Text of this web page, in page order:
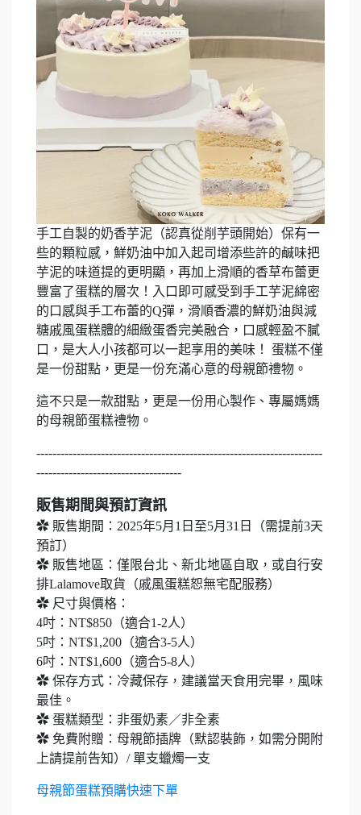
手工自製的奶香芋泥（認真從削芋頭開始）保有一
些的顆粒感，鮮奶油中加入起司增添些許的鹹味把
芋泥的味道提的更明顯，再加上滑順的香草布蕾更
豐富了蛋糕的層次！入口即可感受到手工芋泥綿密
的口感與手工布蕾的Q彈，滑順香濃的鮮奶油與減
糖戚風蛋糕體的細緻蛋香完美融合，口感輕盈不膩
口，是大人小孩都可以一起享用的美味！ 蛋糕不僅
是一份甜點，更是一份充滿心意的母親節禮物。
這不只是一款甜點，更是一份用心製作、專屬媽媽
的母親節蛋糕禮物。
-----------------------------------------------------------------------
------------------------------------
販售期間與預訂資訊
✿ 販售期間：2025年5月1日至5月31日（需提前3天
預訂）
✿ 販售地區：僅限台北、新北地區自取，或自行安
排Lalamove取貨（戚風蛋糕恕無宅配服務）
✿ 尺寸與價格：
4吋：NT$850（適合1-2人）
5吋：NT$1,200（適合3-5人）
6吋：NT$1,600（適合5-8人）
✿ 保存方式：冷藏保存，建議當天食用完畢，風味
最佳。
✿ 蛋糕類型：非蛋奶素／非全素
✿ 免費附贈：母親節插牌（默認裝飾，如需分開附
上請提前告知）/ 單支蠟燭一支
母親節蛋糕預購快速下單